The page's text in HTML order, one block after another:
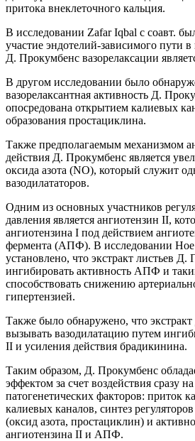
притока внеклеточного кальция.
В исследовании Zafar Iqbal с соавт.
участие эндотелий-зависимого пути
Д. Прокумбенс вазорелаксации
В другом исследовании было
вазорелаксантная активность Д.
опосредована открытием калиевых
образования простациклина.
Также предполагаемым механизмом
действия Д. Прокумбенс является
оксида азота (NO), который служит
вазодилататоров.
Одним из основных участников
давления является ангиотензин II,
ангиотензина I под действием
фермента (АПФ). В исследовании Hoe
установлено, что экстракт листьев Д.
ингибировать активность АПФ и
способствовать снижению
гипертензией.
Также было обнаружено, что
вызывать вазодилатацию путем
II и усиления действия брадикинина.
Таким образом, Д. Прокумбенс
эффектом за счет воздействия сразу
патогенетических факторов: приток
калиевых каналов, синтез
(оксид азота, простациклин) и
ангиотензина II и АПФ.